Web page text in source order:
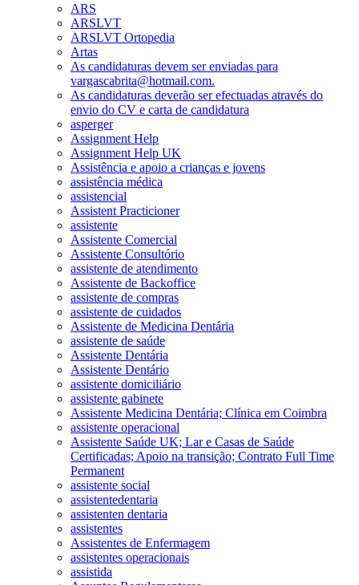
ARS
ARSLVT
ARSLVT Ortopedia
Artas
As candidaturas devem ser enviadas para
vargascabrita@hotmail.com.
As candidaturas deverão ser efectuadas através do
envio do CV e carta de candidatura
asperger
Assignment Help
Assignment Help UK
Assistência e apoio a crianças e jovens
assistência médica
assistencial
Assistent Practicioner
assistente
Assistente Comercial
Assistente Consultório
assistente de atendimento
Assistente de Backoffice
assistente de compras
assistente de cuidados
Assistente de Medicina Dentária
assistente de saúde
Assistente Dentária
Assistente Dentário
assistente domiciliário
assistente gabinete
Assistente Medicina Dentária; Clínica em Coimbra
assistente operacional
Assistente Saúde UK; Lar e Casas de Saúde
Certificadas; Apoio na transição; Contrato Full Time
Permanent
assistente social
assistentedentaria
assistenten dentaria
assistentes
Assistentes de Enfermagem
assistentes operacionais
assistida